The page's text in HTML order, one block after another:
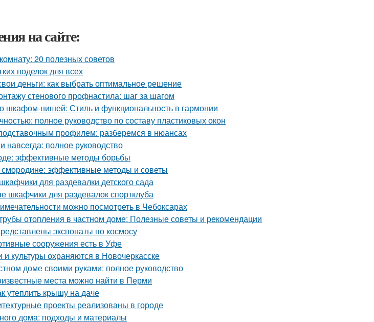
на сайте:
20 полезных советов
поделок для всех
деньги: как выбрать оптимальное решение
стенового профнастила: шаг за шагом
шкафом-нишей: Стиль и функциональность в гармонии
полное руководство по составу пластиковых окон
профилем: разберемся в нюансах
навсегда: полное руководство
эффективные методы борьбы
смородине: эффективные методы и советы
для раздевалки детского сада
шкафчики для раздевалок спортклуба
можно посмотреть в Чебоксарах
отопления в частном доме: Полезные советы и рекомендации
экспонаты по космосу
сооружения есть в Уфе
и культуры охраняются в Новочеркасске
доме своими руками: полное руководство
места можно найти в Перми
утеплить крышу на даче
проекты реализованы в городе
дома: подходы и материалы